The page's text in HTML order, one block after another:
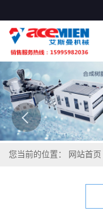
您当前的位置： 网站首页